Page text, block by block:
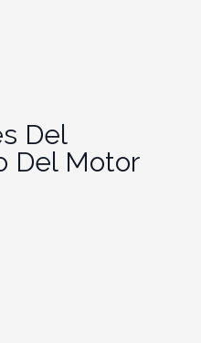
Del
Del Motor